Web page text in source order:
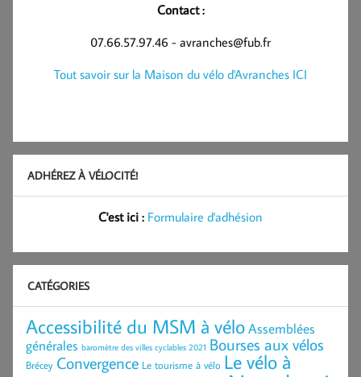
Contact :
07.66.57.97.46 - avranches@fub.fr
Tout savoir sur la Maison du vélo d'Avranches ICI
ADHÉREZ À VÉLOCITÉ!
C'est ici : Formulaire d'adhésion
CATÉGORIES
Accessibilité du MSM à véloAssemblées
générales baromètre des villes cyclables 2021 Bourses aux vélos
Brécey Convergence Le tourisme à vélo Le vélo à